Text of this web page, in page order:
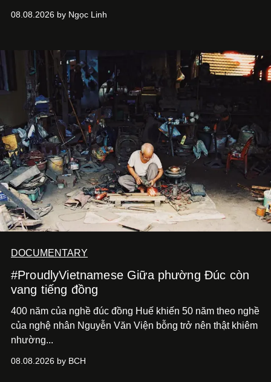
sử dụng bảng màu nâu sữa, kem, trắng ngà cùng những
quán cà phê. Dưới đây là những mẫu nail được yêu thích
nhất của xu hướng này.
08.08.2026 by Ngọc Linh
DOCUMENTARY
#ProudlyVietnamese Giữa phường Đúc còn
vang tiếng đồng
400 năm của nghề đúc đồng Huế khiến 50 năm theo nghề
của nghệ nhân Nguyễn Văn Viện bỗng trở nên thật khiêm
nhường...
08.08.2026 by BCH